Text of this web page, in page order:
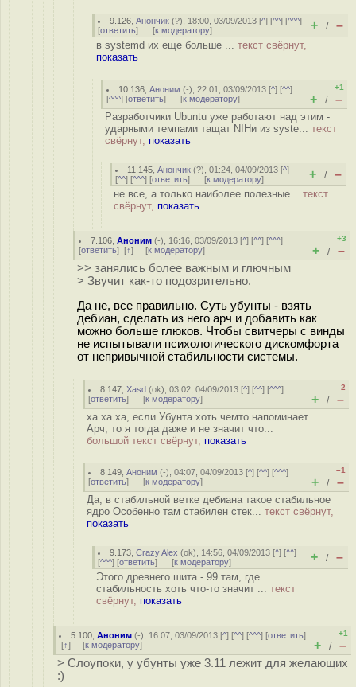
9.126 ,Анончик (?), 18:00, 03/09/2013 [^] [^^] [^^^]
[ответить] [к модератору] + / –
в systemd их еще больше ... текст свёрнут,
показать
10.136 ,Аноним (-), 22:01, 03/09/2013 [^] [^^]
[^^^] [ответить] [к модератору]
+1
+ / –
Разработчики Ubuntu уже работают над этим -
ударными темпами тащат NIHи из syste... текст
свёрнут, показать
11.145 ,Анончик (?), 01:24, 04/09/2013 [^]
[^^] [^^^] [ответить] [к модератору] + / –
не все, а только наиболее полезные... текст
свёрнут, показать
7.106 ,Аноним (-), 16:16, 03/09/2013 [^] [^^] [^^^]
[ответить] [↑] [к модератору]
+3
+ / –
>> занялись более важным и глючным
> Звучит как-то подозрительно.
Да не, все правильно. Суть убунты - взять
дебиан, сделать из него арч и добавить как
можно больше глюков. Чтобы свитчеры с винды
не испытывали психологического дискомфорта
от непривычной стабильности системы.
8.147 ,Xasd (ok), 03:02, 04/09/2013 [^] [^^] [^^^]
[ответить] [к модератору]
–2
+ / –
ха ха ха, если Убунта хоть чемто напоминает
Арч, то я тогда даже и не значит что...
большой текст свёрнут, показать
8.149 ,Аноним (-), 04:07, 04/09/2013 [^] [^^] [^^^]
[ответить] [к модератору]
–1
+ / –
Да, в стабильной ветке дебиана такое стабильное
ядро Особенно там стабилен стек... текст свёрнут,
показать
9.173 ,Crazy Alex (ok), 14:56, 04/09/2013 [^] [^^]
[^^^] [ответить] [к модератору] + / –
Этого древнего шита - 99 там, где
стабильность хоть что-то значит ... текст
свёрнут, показать
5.100 ,Аноним (-), 16:07, 03/09/2013 [^] [^^] [^^^] [ответить]
[↑] [к модератору]
+1
+ / –
> Слоупоки, у убунты уже 3.11 лежит для желающих
:)